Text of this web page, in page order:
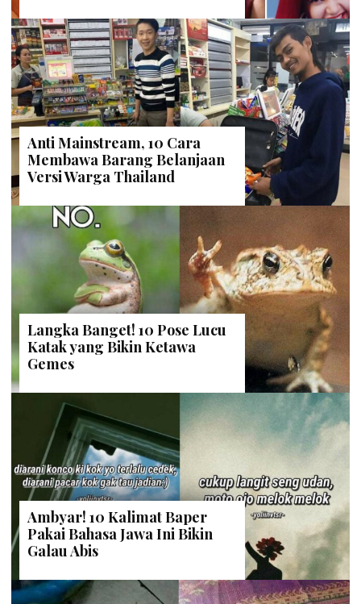
Anti Mainstream, 10 Cara
Membawa Barang Belanjaan
Versi Warga Thailand
Langka Banget! 10 Pose Lucu
Katak yang Bikin Ketawa
Gemes
Ambyar! 10 Kalimat Baper
Pakai Bahasa Jawa Ini Bikin
Galau Abis